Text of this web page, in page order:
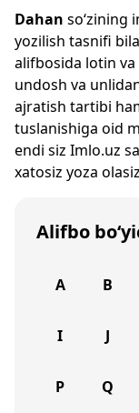
Dahan so‘zining
yozilish tasnifi
alifbosida lotin va
undosh va
ajratish tartibi
tuslanishiga oid
endi siz Imlo.uz
xatosiz yoza
Alifbo
A B
I J
P Q